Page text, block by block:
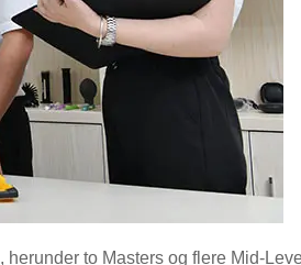
to Masters og flere Mid-